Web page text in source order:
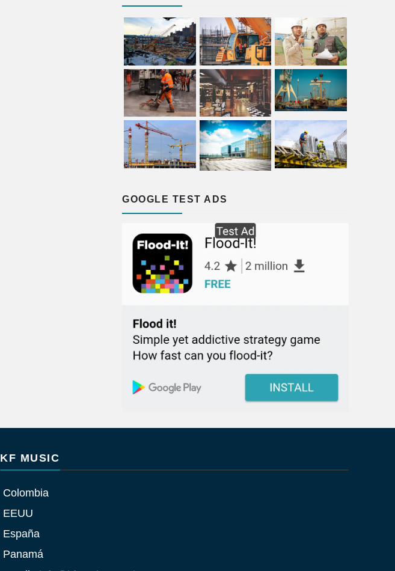
GOOGLE TEST ADS
KF MUSIC
Colombia
EEUU
España
Panamá